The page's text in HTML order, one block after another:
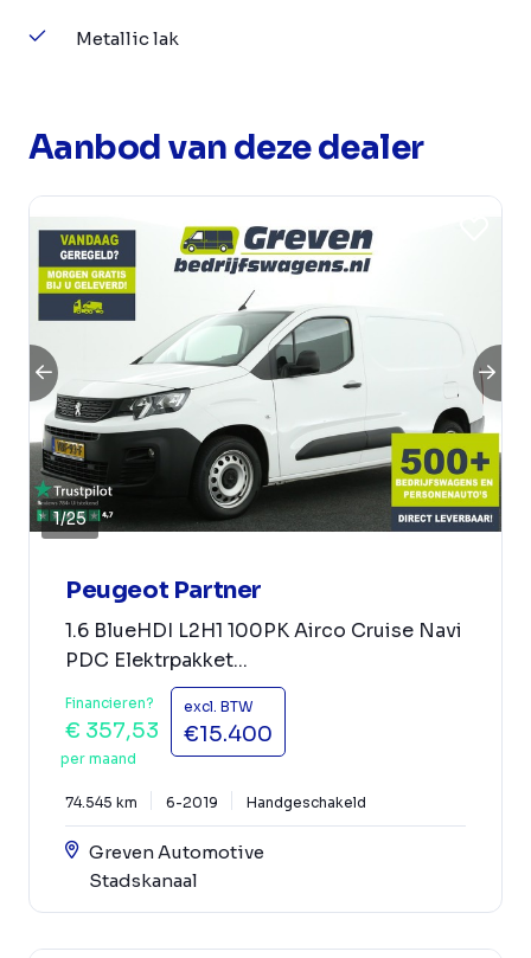
Metallic lak
Aanbod van deze dealer
1/25
Peugeot Partner
1.6 BlueHDI L2H1 100PK Airco Cruise Navi
PDC Elektrpakket...
Financieren?
€ 357,53
per maand
excl. BTW
€15.400
74.545 km 6-2019 Handgeschakeld
Greven Automotive
Stadskanaal